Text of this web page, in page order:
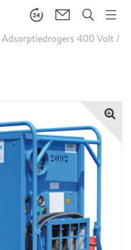
klimaatcontrole
Adsorptiedrogers 400 Volt /